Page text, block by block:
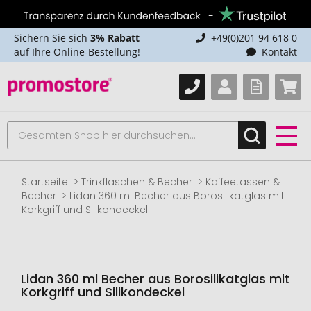
Sichern Sie sich 3% Rabatt
auf Ihre Online-Bestellung!
+49(0)201 94 618 0
Kontakt
Startseite Trinkflaschen & Becher
Kaffeetassen &
Becher
Lidan 360 ml Becher aus Borosilikatglas mit
Korkgriff und Silikondeckel
Lidan 360 ml Becher aus Borosilikatglas mit
Korkgriff und Silikondeckel